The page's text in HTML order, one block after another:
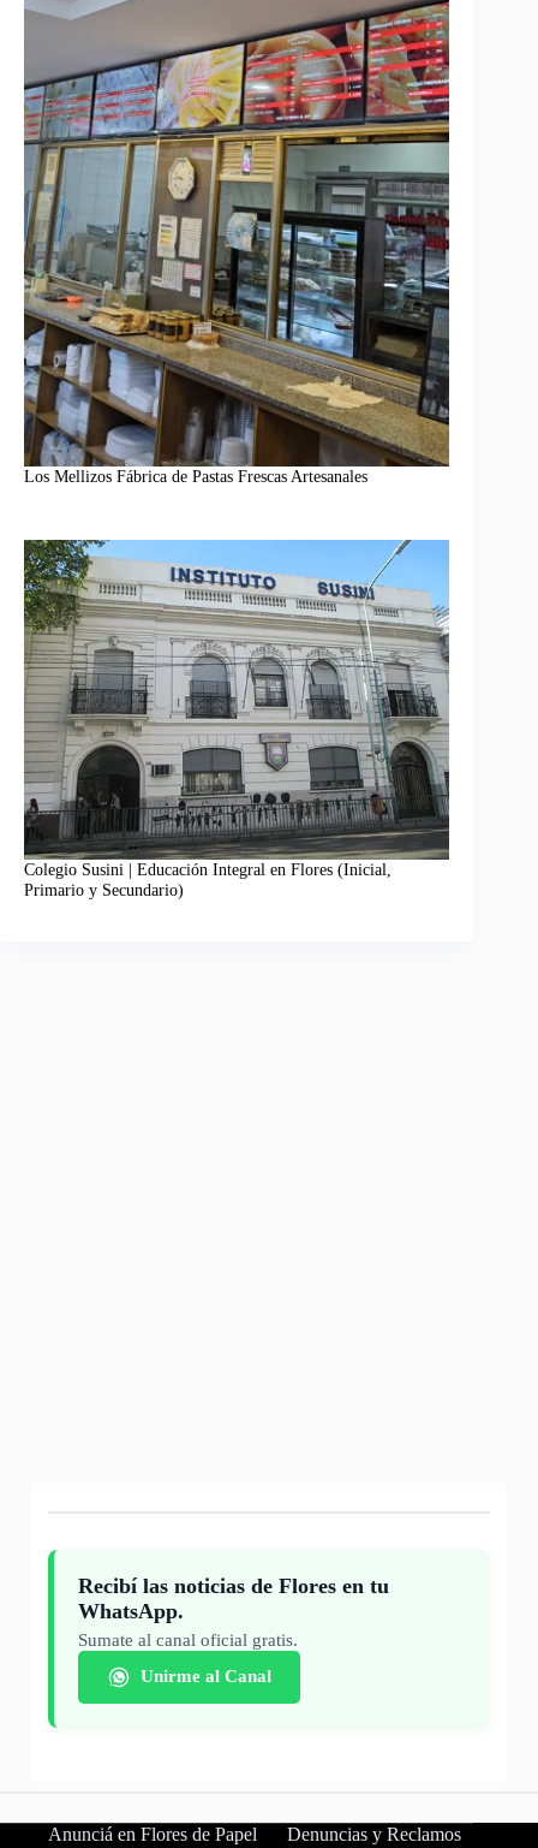
Los Mellizos Fábrica de Pastas Frescas Artesanales
Colegio Susini | Educación Integral en Flores (Inicial,
Primario y Secundario)
Recibí las noticias de Flores en tu
WhatsApp.
Sumate al canal oficial gratis.
Unirme al Canal
Anunciá en Flores de Papel
Denuncias y Reclamos